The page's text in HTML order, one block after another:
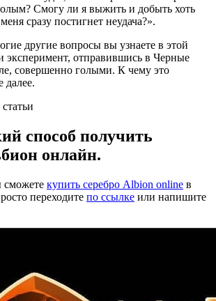
Смогу ли я выжить и добыть хоть
сразу постигнет неудача?».
другие вопросы вы узнаете в этой
эксперимент, отправившись в Черные
совершенно голыми. К чему это
далее.
способ получить
онлайн.
сможете купить серебро Albion online в
переходите по ссылке или напишите